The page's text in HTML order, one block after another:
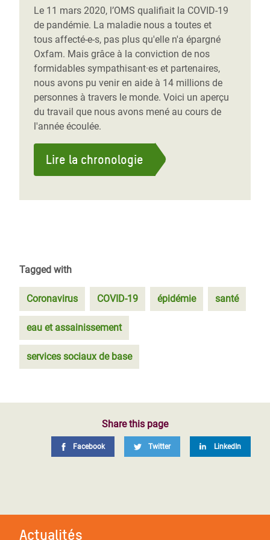
Le 11 mars 2020, l’OMS qualifiait la COVID-19
de pandémie. La maladie nous a toutes et
tous affecté-e-s, pas plus qu'elle n'a épargné
Oxfam. Mais grâce à la conviction de nos
formidables sympathisant·es et partenaires,
nous avons pu venir en aide à 14 millions de
personnes à travers le monde. Voici un aperçu
du travail que nous avons mené au cours de
l'année écoulée.
Lire la chronologie
Tagged with
Coronavirus COVID-19 épidémie santé
eau et assainissement
services sociaux de base
Share this page
Facebook Twitter LinkedIn
Actualités